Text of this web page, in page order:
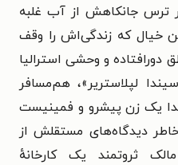
ترس جانکاهش از آب غلبه
خیال که زندگی‌اش را وقف
دورافتاده و وحشی استرالیا
لپلاستریر»، هم‌مسافر
یک زن پیشرو و فمینیست
دیدگاه‌های مستقلش از
ثروتمند یک کارخانهٔ